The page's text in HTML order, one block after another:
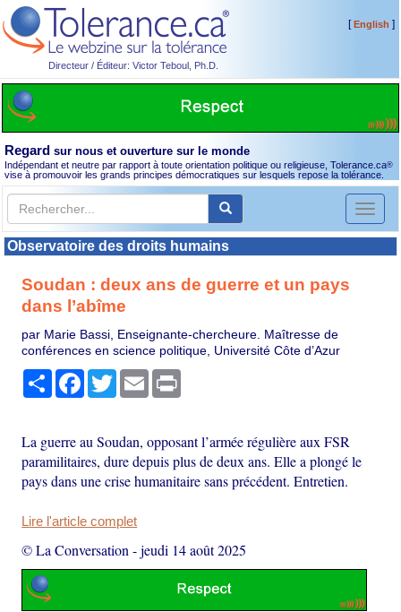
Directeur / Éditeur: Victor Teboul, Ph.D.
[English ]
Regard sur nous et ouverture sur le monde
Indépendant et neutre par rapport à toute orientation politique ou religieuse, Tolerance.ca®
vise à promouvoir les grands principes démocratiques sur lesquels repose la tolérance.
Toggle
Observatoire des droits humains
Soudan : deux ans de guerre et un pays
dans l’abîme
par Marie Bassi, Enseignante-chercheure. Maîtresse de
conférences en science politique, Université Côte d’Azur
PartagerFacebook
TwitterEmail
La guerre au Soudan, opposant l’armée régulière aux FSR
paramilitaires, dure depuis plus de deux ans. Elle a plongé le
pays dans une crise humanitaire sans précédent. Entretien.
Lire l'article complet
© La Conversation -jeudi 14 août 2025